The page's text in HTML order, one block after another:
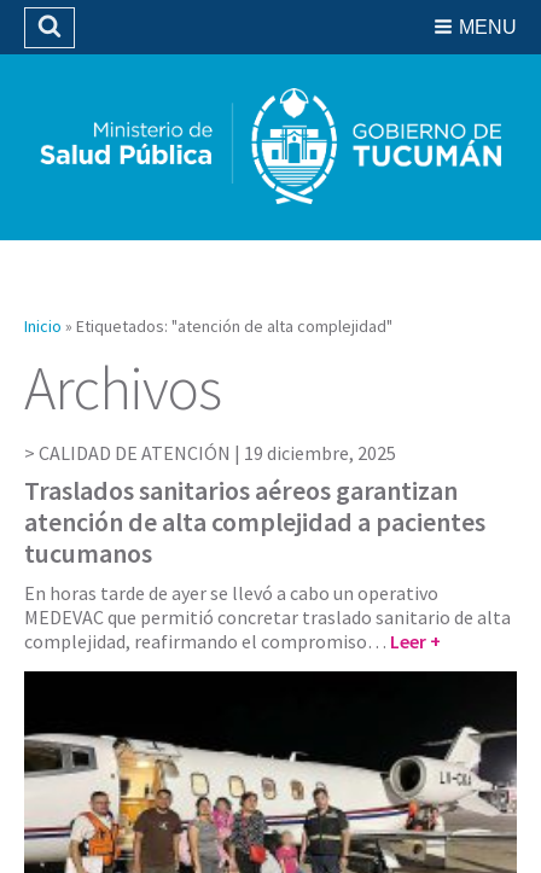
Biblioteca
MENU
Buscar
Inicio » Etiquetados: "atención de alta complejidad"
Archivos
CALIDAD DE ATENCIÓN | 19 diciembre, 2025
Traslados sanitarios aéreos garantizan
atención de alta complejidad a pacientes
tucumanos
En horas tarde de ayer se llevó a cabo un operativo
MEDEVAC que permitió concretar traslado sanitario de alta
complejidad, reafirmando el compromiso… Leer +